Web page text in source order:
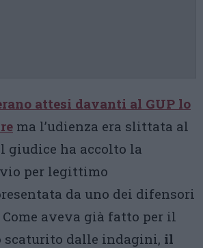
attesi davanti al GUP lo
ma l’udienza era slittata al
giudice ha accolto la
per legittimo
da uno dei difensori
aveva già fatto per il
scaturito dalle indagini, il